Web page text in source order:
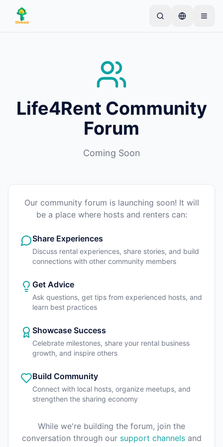
Skip to main content
proprietários começa com apenas um item. Os
anúncios ficam ativos após verificações básicas.
Crie seu primeiro anúncio Apenas anúncios verificados
Life4Rent Community
Forum
Coming Soon
Our community forum is launching soon! It will
be a place where hosts and renters can:
Share Experiences
Discuss rental experiences, share stories, and build
connections with other community members
Get Advice
Ask questions, get tips from experienced hosts, and
learn best practices
Showcase Success
Celebrate milestones, share your rental business
growth, and inspire others
Build Community
Connect with local hosts, organize meetups, and
strengthen the sharing economy
While we're building the forum, join the
conversation through our support channels and